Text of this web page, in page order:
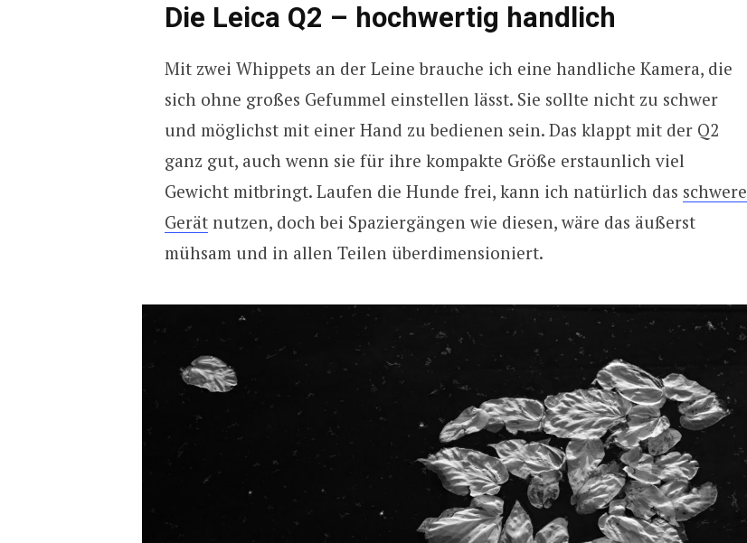
Die Leica Q2 – hochwertig handlich
Mit zwei Whippets an der Leine brauche ich eine handliche Kamera, die
sich ohne großes Gefummel einstellen lässt. Sie sollte nicht zu schwer
und möglichst mit einer Hand zu bedienen sein. Das klappt mit der Q2
ganz gut, auch wenn sie für ihre kompakte Größe erstaunlich viel
Gewicht mitbringt. Laufen die Hunde frei, kann ich natürlich das schwere
Gerätnutzen, doch bei Spaziergängen wie diesen, wäre das äußerst
mühsam und in allen Teilen überdimensioniert.